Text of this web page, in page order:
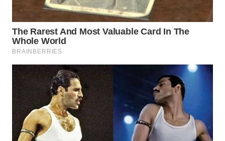
SUMEDANG
WN
CIANJUR
KEPULAUAN
SERIBU
WN
TANGERANG